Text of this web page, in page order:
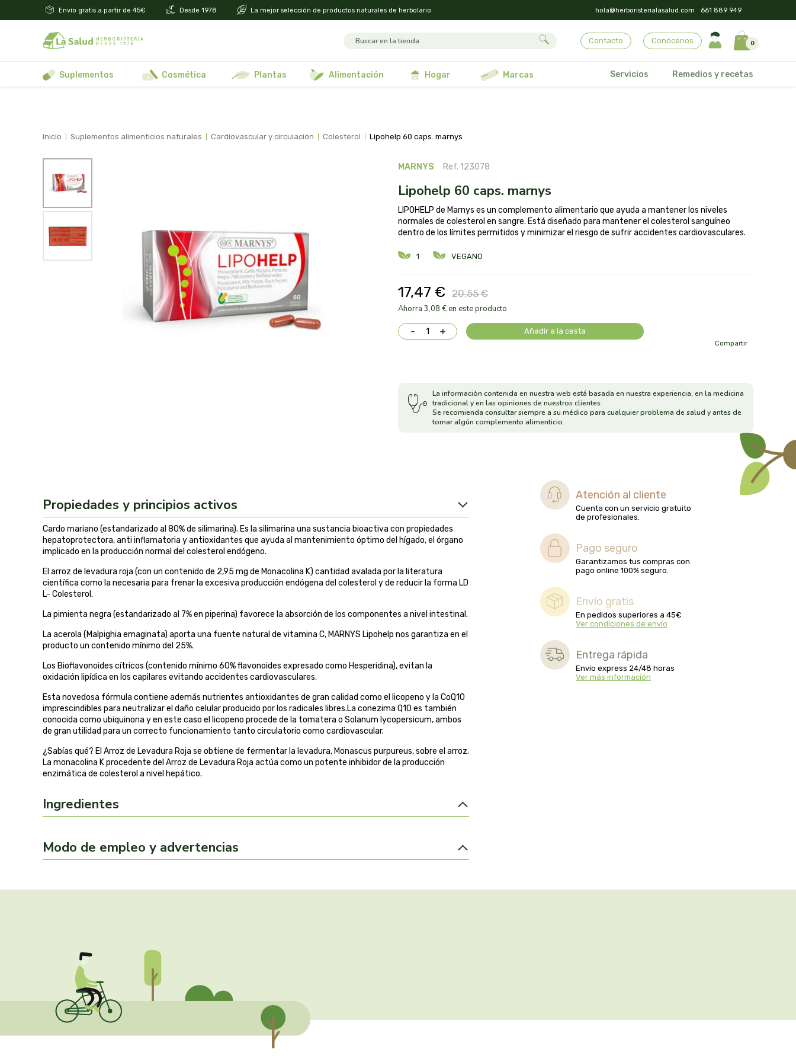
Envío gratis a partir de 45€ Desde 1978 La mejor selección de productos naturales de herbolario hola@herboristerialasalud.com 661 889 949
Contacto Conócenos 0
suplementos cosmética plantas alimentación hogar marcas Servicios Remedios y recetas
inicio suplementos alimenticios naturales cardiovascular y circulación colesterol lipohelp 60 caps. marnys
MARNYS Ref. 123078
lipohelp 60 caps. marnys
LIPOHELP de Marnys es un complemento alimentario que ayuda a mantener los niveles
normales de colesterol en sangre. Está diseñado para mantener el colesterol sanguíneo
dentro de los límites permitidos y minimizar el riesgo de sufrir accidentes cardiovasculares.
1 VEGANO
17,47 € 20,55 €
Ahorra 3,08 € en este producto
- + Añadir a la cesta
Compartir
La información contenida en nuestra web está basada en nuestra experiencia, en la medicina
tradicional y en las opiniones de nuestros clientes.
Se recomienda consultar siempre a su médico para cualquier problema de salud y antes de
tomar algún complemento alimenticio.
Propiedades y principios activos
Cardo mariano (estandarizado al 80% de silimarina). Es la silimarina una sustancia bioactiva con propiedades
hepatoprotectora, anti inflamatoria y antioxidantes que ayuda al mantenimiento óptimo del hígado, el órgano
implicado en la producción normal del colesterol endógeno.
El arroz de levadura roja (con un contenido de 2,95 mg de Monacolina K) cantidad avalada por la literatura
científica como la necesaria para frenar la excesiva producción endógena del colesterol y de reducir la forma LD
L- Colesterol.
La pimienta negra (estandarizado al 7% en piperina) favorece la absorción de los componentes a nivel intestinal.
La acerola (Malpighia emaginata) aporta una fuente natural de vitamina C, MARNYS Lipohelp nos garantiza en el
producto un contenido mínimo del 25%.
Los Bioflavonoides cítricos (contenido mínimo 60% flavonoides expresado como Hesperidina), evitan la
oxidación lipídica en los capilares evitando accidentes cardiovasculares.
Esta novedosa fórmula contiene además nutrientes antioxidantes de gran calidad como el licopeno y la CoQ10
imprescindibles para neutralizar el daño celular producido por los radicales libres.La conezima Q10 es también
conocida como ubiquinona y en este caso el licopeno procede de la tomatera o Solanum lycopersicum, ambos
de gran utilidad para un correcto funcionamiento tanto circulatorio como cardiovascular.
¿Sabías qué? El Arroz de Levadura Roja se obtiene de fermentar la levadura, Monascus purpureus, sobre el arroz.
La monacolina K procedente del Arroz de Levadura Roja actúa como un potente inhibidor de la producción
enzimática de colesterol a nivel hepático.
Ingredientes
Modo de empleo y advertencias
Atención al cliente
Cuenta con un servicio gratuito
de profesionales.
Pago seguro
Garantizamos tus compras con
pago online 100% seguro.
Envío gratis
En pedidos superiores a 45€
Ver condiciones de envío
Entrega rápida
Envío express 24/48 horas
Ver más información